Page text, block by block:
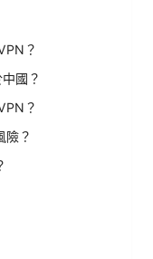
？
國？
？
險？